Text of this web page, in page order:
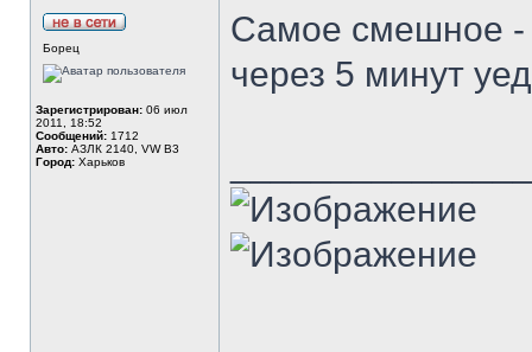
Борец
Зарегистрирован: 06 июл
2011, 18:52
Сообщений: 1712
Авто: АЗЛК 2140, VW B3
Город: Харьков
Самое смешное -
через 5 минут